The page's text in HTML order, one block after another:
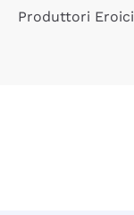
Produttori Eroici